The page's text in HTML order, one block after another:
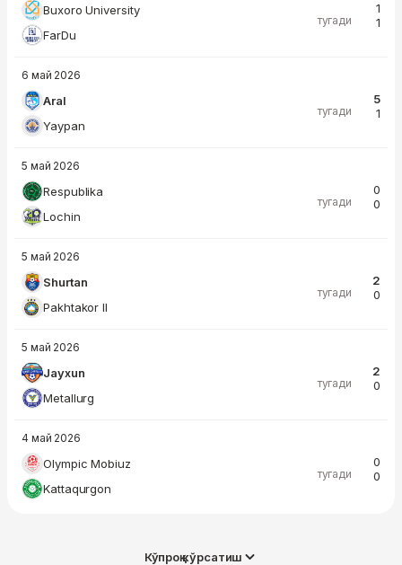
Buxoro University
FarDu
тугади
1
1
6 май 2026
Aral
Yaypan
тугади
5
1
5 май 2026
Respublika
Lochin
тугади
0
0
5 май 2026
Shurtan
Pakhtakor II
тугади
2
0
5 май 2026
Jayxun
Metallurg
тугади
2
0
4 май 2026
Olympic Mobiuz
Kattaqurgon
тугади
0
0
Кўпроқ кўрсатиш